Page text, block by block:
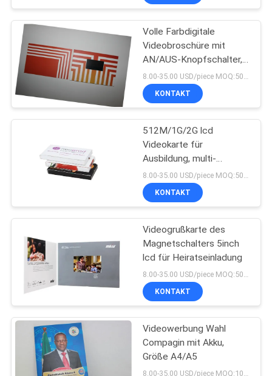
SITEMAP
PRIVACY
POLICY
Videobroschürenkarte
Video in der
Druckbroschüre
12
Videovisitenkarte
11
Volle Farbdigitale
Videobroschüre mit
AN/AUS-Knopfschalter,
kundengebundene Größe8.00-35.00 USD/piece MOQ:50pcs
KONTAKT
512M/1G/2G lcd
Videokarte für
Ausbildung, multi-
Seitenvideobroschüre
KONTAKT
Videogrußkarte des
Magnetschalters 5inch
lcd für Heiratseinladung
KONTAKT
Videowerbung Wahl
Compagin mit Akku,
Größe A4/A5